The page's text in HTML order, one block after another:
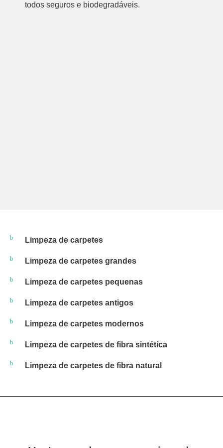
todos seguros e biodegradáveis.
Limpeza de carpetes
Limpeza de carpetes grandes
Limpeza de carpetes pequenas
Limpeza de carpetes antigos
Limpeza de carpetes modernos
Limpeza de carpetes de fibra sintética
Limpeza de carpetes de fibra natural